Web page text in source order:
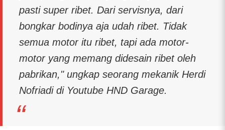
pasti super ribet. Dari servisnya, dari
bongkar bodinya aja udah ribet. Tidak
semua motor itu ribet, tapi ada motor-
motor yang memang didesain ribet oleh
pabrikan," ungkap seorang mekanik Herdi
Nofriadi di Youtube HND Garage.